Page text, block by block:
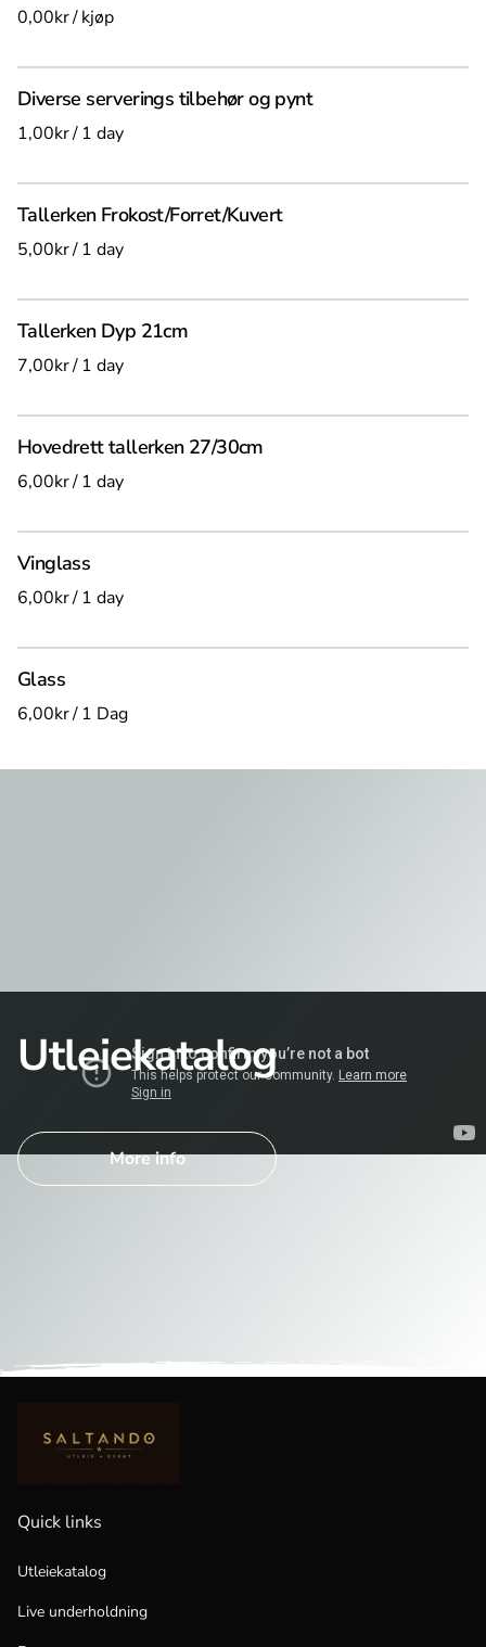
/
Diverse serverings tilbehør og pynt
/
Tallerken Frokost/Forret/Kuvert
/
Tallerken Dyp 21cm
/
Hovedrett tallerken 27/30cm
/
Vinglass
/
Glass
/
Utleiekatalog
More info
Quick links
Utleiekatalog
Live underholdning